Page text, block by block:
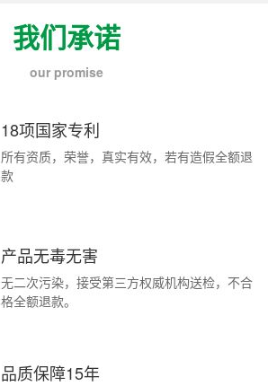
我们承诺
our promise
18项国家专利
所有资质，荣誉，真实有效，若有造假全额退
款
产品无毒无害
无二次污染，接受第三方权威机构送检，不合
格全额退款。
品质保障15年